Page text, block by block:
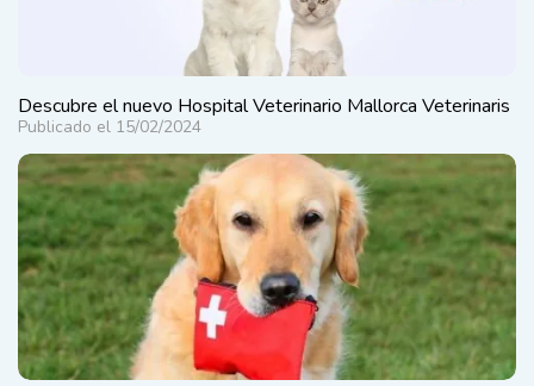
Descubre el nuevo Hospital Veterinario Mallorca Veterinaris
Publicado el 15/02/2024